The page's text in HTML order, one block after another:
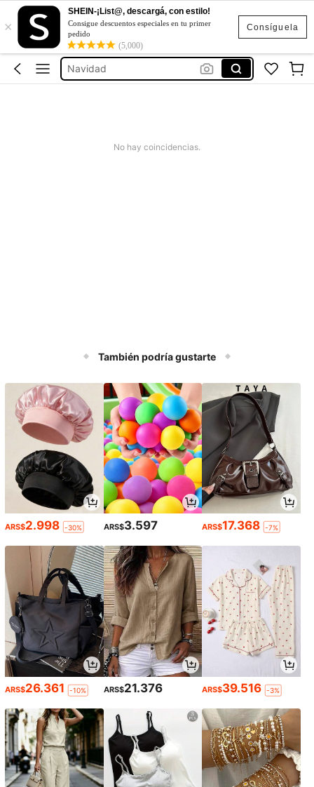
Consíguela
×
SHEIN-¡List@, descargá, con estilo!
Consigue descuentos especiales en tu primer
pedido
(5,000)
Navidad
No hay coincidencias.
También podría gustarte
ARS$2.998 -30% ARS$3.597 ARS$17.368 -7%
ARS$26.361 -10% ARS$21.376 ARS$39.516 -3%